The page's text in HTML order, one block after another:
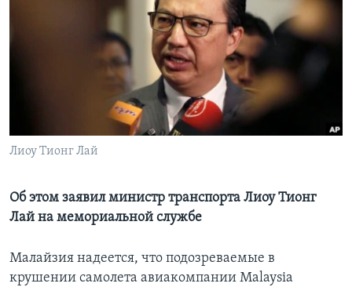
Learning English
Языки
Лиоу Тионг Лай
Об этом заявил министр транспорта Лиоу Тионг
Лай на мемориальной службе
Малайзия надеется, что подозреваемые в
крушении самолета авиакомпании Malaysia